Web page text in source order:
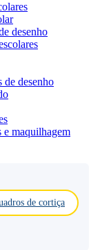
desenho
de desenho
e maquilhagem
de cortiça